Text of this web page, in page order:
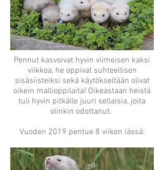
Pennut kasvoivat hyvin viimeisen kaksi
viikkoa, he oppivat suhteellisen
sisäsiisteiksi sekä käytökseltään olivat
oikein mallioppilaita! Oikeastaan heistä
tuli hyvin pitkälle juuri sellaisia, joita
olinkin odottanut.
Vuoden 2019 pentue 8 viikon iässä: